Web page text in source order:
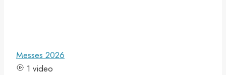
Messes 2026
1 video